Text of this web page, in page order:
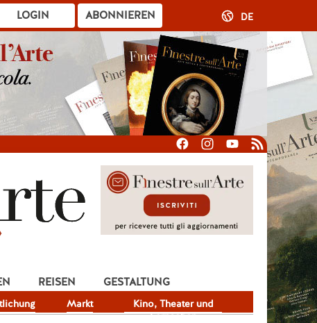
ABONNIEREN
LOGIN DE
Markt
Kino, Theater und
Fernsehen
REISEN
GESTALTUNG